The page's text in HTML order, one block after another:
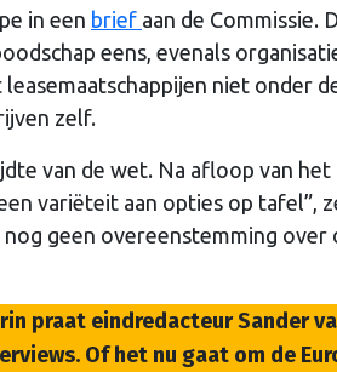
in een brief aan de Commissie.
eens, evenals
niet onder
zelf.
van de wet. Na afloop van het
variëteit aan opties op tafel”,
geen overeenstemming over
praat eindredacteur Sander
Of het nu gaat om de